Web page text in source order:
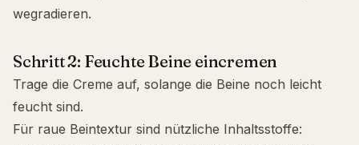
wegradieren.
Schritt 2: Feuchte Beine eincremen
Trage die Creme auf, solange die Beine noch leicht
feucht sind.
Für raue Beintextur sind nützliche Inhaltsstoffe: